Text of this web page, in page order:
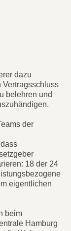
dazu
Vertragsschluss
belehren und
der
18 der 24
eigentlichen
beim
Hamburg